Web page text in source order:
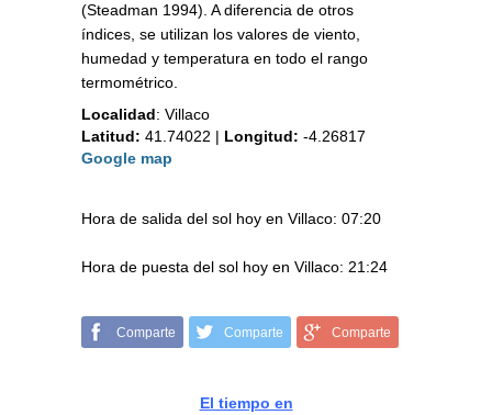
(Steadman 1994). A diferencia de otros
índices, se utilizan los valores de viento,
humedad y temperatura en todo el rango
termométrico.
Localidad: Villaco
Latitud: 41.74022 | Longitud: -4.26817
Google map
Hora de salida del sol hoy en Villaco: 07:20
Hora de puesta del sol hoy en Villaco: 21:24
Comparte Comparte Comparte
El tiempo en